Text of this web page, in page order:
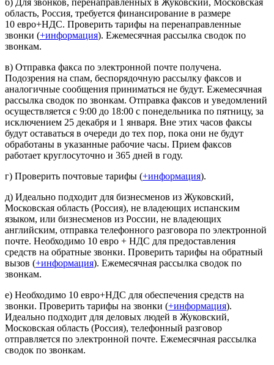
б) Для звонков, перенаправленных в Жуковский, Московская
область, Россия, требуется финансирование в размере
10 евро+НДС. Проверить тарифы на перенаправленные
звонки (+информация). Ежемесячная рассылка сводок по
звонкам.
в) Отправка факса по электронной почте получена.
Подозрения на спам, беспорядочную рассылку факсов и
аналогичные сообщения приниматься не будут. Ежемесячная
рассылка сводок по звонкам. Отправка факсов и уведомлений
осуществляется с 9:00 до 18:00 с понедельника по пятницу, за
исключением 25 декабря и 1 января. Вне этих часов факсы
будут оставаться в очереди до тех пор, пока они не будут
обработаны в указанные рабочие часы. Прием факсов
работает круглосуточно и 365 дней в году.
г) Проверить почтовые тарифы (+информация).
д) Идеально подходит для бизнесменов из Жуковский,
Московская область (Россия), не владеющих испанским
языком, или бизнесменов из России, не владеющих
английским, отправка телефонного разговора по электронной
почте. Необходимо 10 евро + НДС для предоставления
средств на обратные звонки. Проверить тарифы на обратный
вызов (+информация). Ежемесячная рассылка сводок по
звонкам.
е) Необходимо 10 евро+НДС для обеспечения средств на
звонки. Проверить тарифы на звонки (+информация).
Идеально подходит для деловых людей в Жуковский,
Московская область (Россия), телефонный разговор
отправляется по электронной почте. Ежемесячная рассылка
сводок по звонкам.